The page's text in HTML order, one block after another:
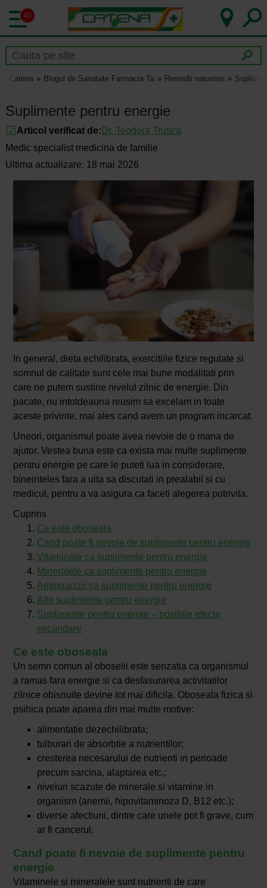
40
Catena Blogul de Sanatate Farmacia Ta Remedii naturiste
Suplimente pentru energie
Articol verificat de: Dr. Teodora Trusca
Medic specialist medicina de familie
Ultima actualizare: 18 mai 2026
In general, dieta echilibrata, exercitiile fizice regulate si
somnul de calitate sunt cele mai bune modalitati prin
care ne putem sustine nivelul zilnic de energie. Din
pacate, nu intotdeauna reusim sa excelam in toate
aceste privinte, mai ales cand avem un program incarcat.
Uneori, organismul poate avea nevoie de o mana de
ajutor. Vestea buna este ca exista mai multe suplimente
pentru energie pe care le puteti lua in considerare,
bineinteles fara a uita sa discutati in prealabil si cu
medicul, pentru a va asigura ca faceti alegerea potrivita.
Cuprins
Ce este oboseala
Cand poate fi nevoie de suplimente pentru energie
Vitaminele ca suplimente pentru energie
Mineralele ca suplimente pentru energie
Aminoacizii ca suplimente pentru energie
Alte suplimente pentru energie
Suplimente pentru energie – posibile efecte
secundare
Ce este oboseala
Un semn comun al oboselii este senzatia ca organismul
a ramas fara energie si ca desfasurarea activitatilor
zilnice obisnuite devine tot mai dificila. Oboseala fizica si
psihica poate aparea din mai multe motive:
alimentatie dezechilibrata;
tulburari de absorbtie a nutrientilor;
cresterea necesarului de nutrienti in perioade
precum sarcina, alaptarea etc.;
niveluri scazute de minerale si vitamine in
organism (anemii, hipovitaminoza D, B12 etc.);
diverse afectiuni, dintre care unele pot fi grave, cum
ar fi cancerul.
Cand poate fi nevoie de suplimente pentru
energie
Vitaminele si mineralele sunt nutrienti de care